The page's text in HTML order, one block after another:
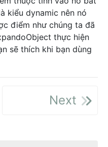
kiểu dynamic nên nó
điểm như chúng ta đã
thực hiện
sẽ thích khi bạn dùng
Next